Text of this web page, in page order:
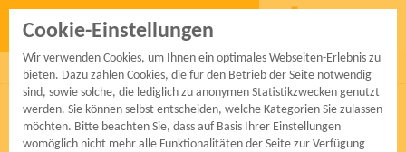
mitglieder projekte service kontakt
Mehrfamilienhaus
Cookie-Einstellungen
Wir verwenden Cookies, um Ihnen ein optimales Webseiten-Erlebnis zu
bieten. Dazu zählen Cookies, die für den Betrieb der Seite notwendig
sind, sowie solche, die lediglich zu anonymen Statistikzwecken genutzt
werden. Sie können selbst entscheiden, welche Kategorien Sie zulassen
möchten. Bitte beachten Sie, dass auf Basis Ihrer Einstellungen
womöglich nicht mehr alle Funktionalitäten der Seite zur Verfügung